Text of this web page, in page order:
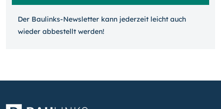
Der Baulinks-Newsletter kann jeder­zeit leicht auch
wieder ab­bestellt werden!